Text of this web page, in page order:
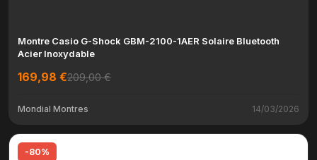
Montre Casio G-Shock GBM-2100-1AER Solaire Bluetooth
Acier Inoxydable
169,98 €209,00 €
Mondial Montres 14/03/2026
-80%